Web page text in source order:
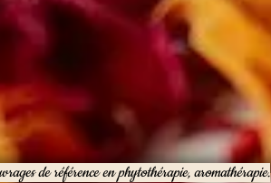
de référence en phytothérapie, aromathérapie.